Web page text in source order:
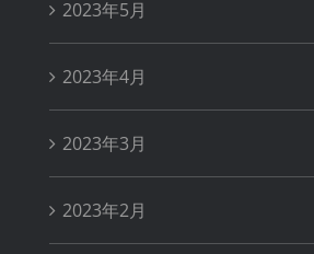
2023年5月
2023年4月
2023年3月
2023年2月